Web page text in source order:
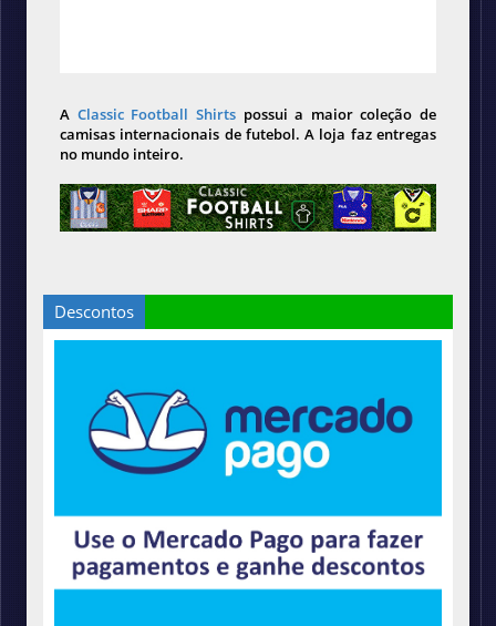
A Classic Football Shirts possui a maior coleção de
camisas internacionais de futebol. A loja faz entregas
no mundo inteiro.
Descontos